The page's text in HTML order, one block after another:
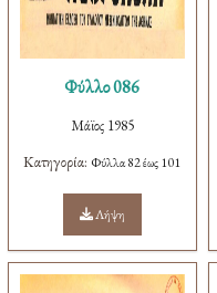
Φύλλο 086
Μάϊος 1985
Κατηγορία: Φύλλα 82 έως 101
Λήψη